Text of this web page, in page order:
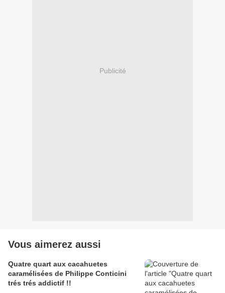
Publicité
Vous aimerez aussi
Quatre quart aux cacahuetes
caramélisées de Philippe Conticini
trés trés addictif !!